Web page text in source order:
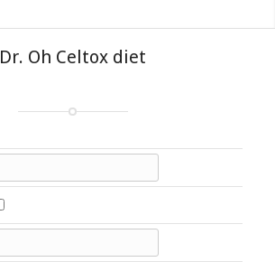
Dr. Oh Celtox diet